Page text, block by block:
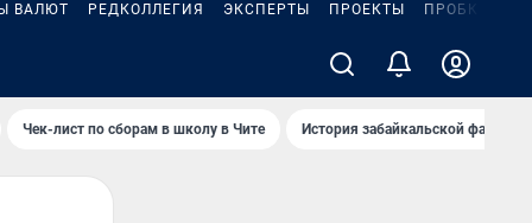
ВАЛЮТ РЕДКОЛЛЕГИЯ ЭКСПЕРТЫ ПРОЕКТЫ ПРОБКИ
Чек-лист по сборам в школу в Чите История забайкальской фамилии